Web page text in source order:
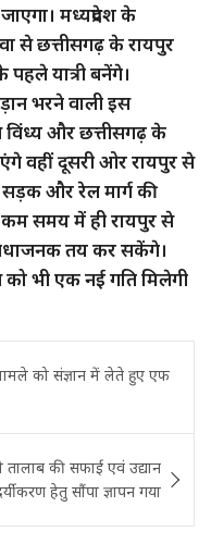
मध्यप्रदेश के
से छत्तीसगढ़ के रायपुर
यात्री बनेंगे।
भरने वाली इस
से विंध्य और छत्तीसगढ़ के
वहीं दूसरी ओर रायपुर से
सड़क और रेल मार्ग की
कम समय में ही रायपुर से
तय कर सकेंगे।
भी एक नई गति मिलेगी
मामले को संज्ञान में लेते हुए एफ
तालाब की सफाई एवं उद्यान
हेतु सौंपा ज्ञापन गया